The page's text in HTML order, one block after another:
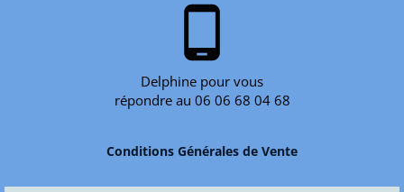
phone_android
Delphine pour vous
répondre au 06 06 68 04 68
Conditions Générales de Vente